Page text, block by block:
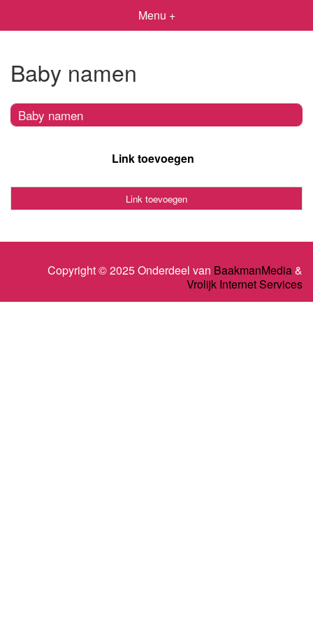
Menu +
Baby namen
Baby namen
Link toevoegen
Link toevoegen
Copyright © 2025 Onderdeel van BaakmanMedia&
Vrolijk Internet Services